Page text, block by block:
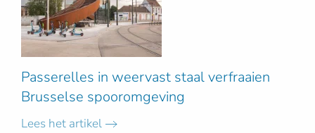
Passerelles in weervast staal verfraaien
Brusselse spooromgeving
Lees het artikel